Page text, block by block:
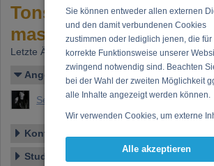
Sie können entweder allen externen
und den damit verbundenen Cookies
zustimmen oder lediglich jenen, die für
korrekte Funktionsweise unserer
zwingend notwendig sind. Beachten
bei der Wahl der zweiten Möglichkeit
alle Inhalte angezeigt werden können.
Wir verwenden Cookies, um externe
Funktionen für soziale Medien anbieten
Alle akzeptieren
Tonstudio SEEMANN
mastersound
Letzte Änderung: 11.03.2004
Angelegt von
Seemann, Walter (Ing. Walter Seemann)
Kontakt/Anschrift
Studio-Details